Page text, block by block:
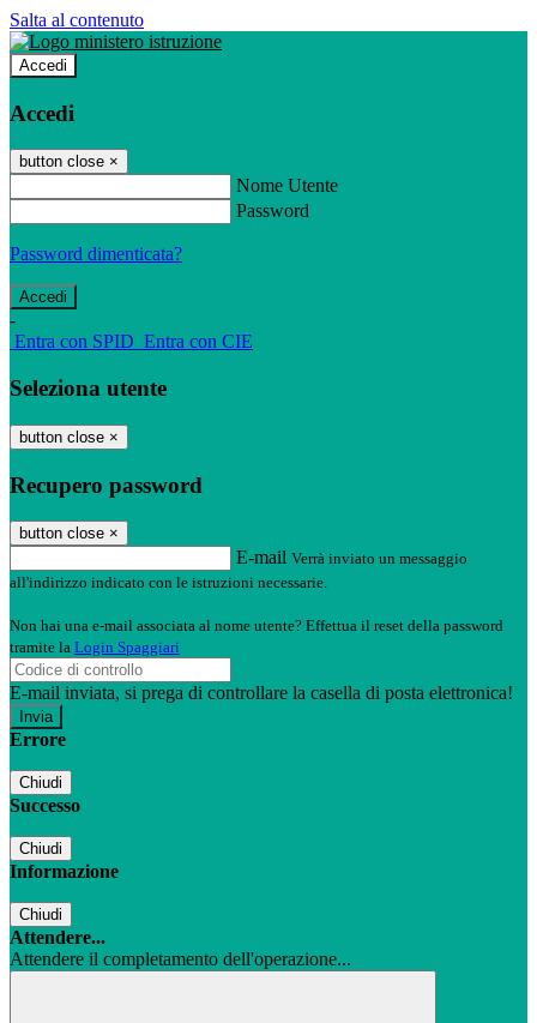
Salta al contenuto
Accedi
Accedi
button close ×
Nome Utente
Password
Password dimenticata?
-
Entra con SPID Entra con CIE
Seleziona utente
button close ×
Recupero password
button close ×
E-mail Verrà inviato un messaggio
all'indirizzo indicato con le istruzioni necessarie.
Non hai una e-mail associata al nome utente? Effettua il reset della password
tramite la Login Spaggiari
E-mail inviata, si prega di controllare la casella di posta elettronica!
Errore
Chiudi
Successo
Chiudi
Informazione
Chiudi
Attendere...
Attendere il completamento dell'operazione...